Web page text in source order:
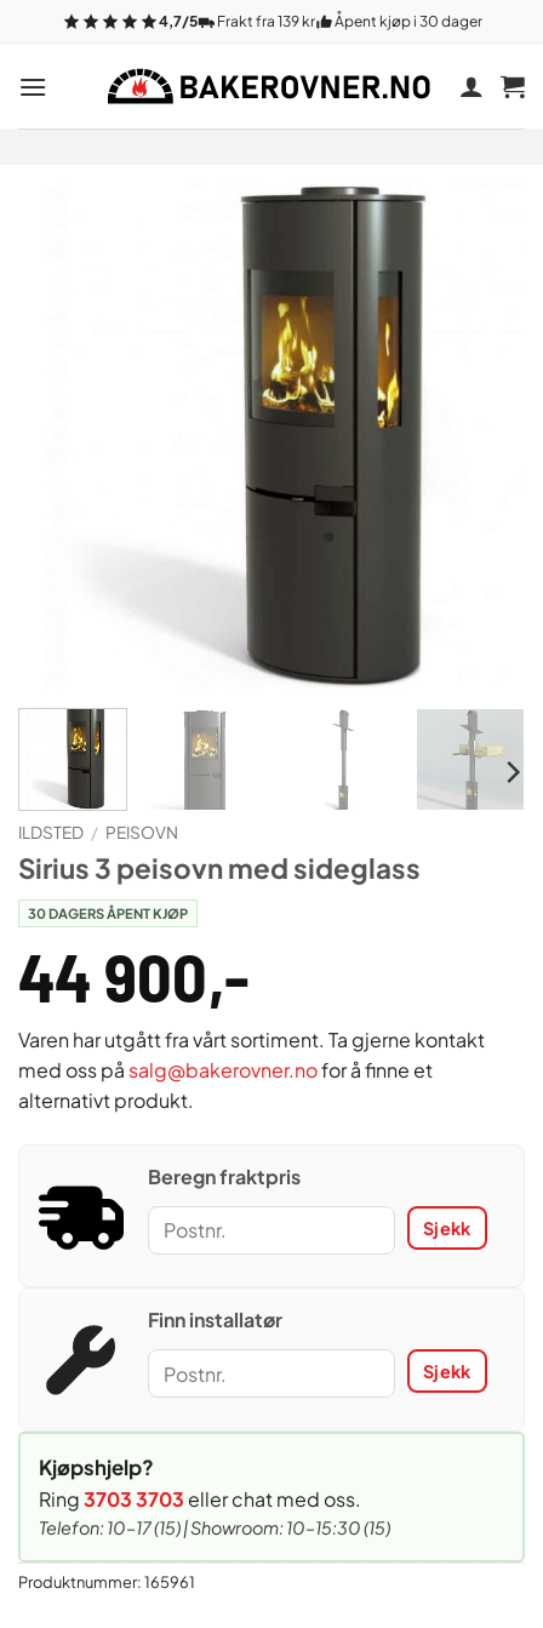
innhold
4,7/5 Frakt fra 139 kr Åpent kjøp i 30 dager
ILDSTED / PEISOVN
Sirius 3 peisovn med sideglass
30 DAGERS ÅPENT KJØP
44 900,-
Varen har utgått fra vårt sortiment. Ta gjerne kontakt
med oss på salg@bakerovner.nofor å finne et
alternativt produkt.
Beregn fraktpris
Sjekk
Finn installatør
Sjekk
Kjøpshjelp?
Ring3703 3703 eller chat med oss.
Telefon: 10–17 (15) | Showroom: 10–15:30 (15)
Produktnummer:165961